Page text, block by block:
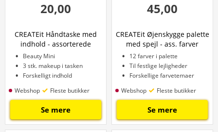
20,00
CREATEit Håndtaske med
indhold - assorterede
varianter
Beauty Mini
3 stk. makeup i tasken
Forskelligt indhold
Webshop
Fleste butikker
Se mere
45,00
CREATEit Øjenskygge palette
med spejl - ass. farver
12 farver i palette
Til festlige lejligheder
Forskellige farvetemaer
Webshop
Fleste butikker
Se mere